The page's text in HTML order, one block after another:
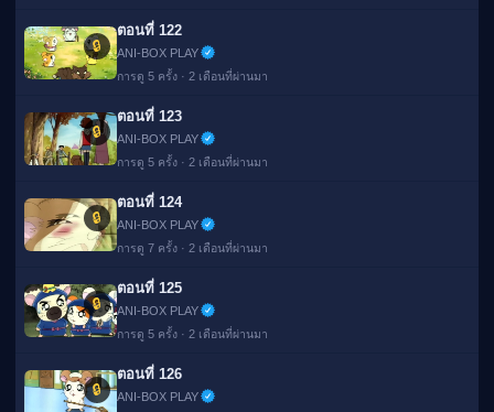
🔒
ตอนที่ 122
ANI-BOX PLAY
การดู 5 ครั้ง · 2 เดือนที่ผ่านมา
🔒
ตอนที่ 123
ANI-BOX PLAY
การดู 5 ครั้ง · 2 เดือนที่ผ่านมา
🔒
ตอนที่ 124
ANI-BOX PLAY
การดู 7 ครั้ง · 2 เดือนที่ผ่านมา
🔒
ตอนที่ 125
ANI-BOX PLAY
การดู 5 ครั้ง · 2 เดือนที่ผ่านมา
🔒
ตอนที่ 126
ANI-BOX PLAY